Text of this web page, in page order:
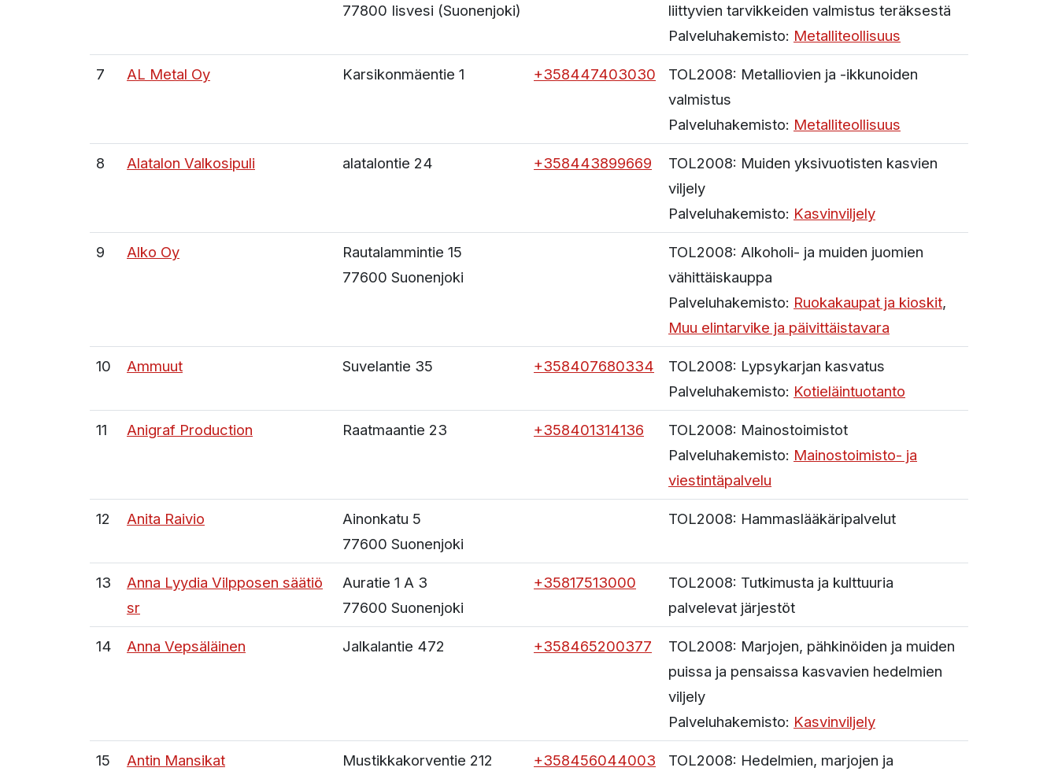
77800 Iisvesi (Suonenjoki)
liittyvien tarvikkeiden valmistus teräksestä
Palveluhakemisto: Metalliteollisuus
7 AL Metal Oy Karsikonmäentie 1 +358447403030 TOL2008: Metalliovien ja -ikkunoiden
valmistus
Palveluhakemisto: Metalliteollisuus
8 Alatalon Valkosipuli alatalontie 24 +358443899669 TOL2008: Muiden yksivuotisten kasvien
viljely
Palveluhakemisto: Kasvinviljely
9 Alko Oy
Rautalammintie 15
77600 Suonenjoki
TOL2008: Alkoholi- ja muiden juomien
vähittäiskauppa
Palveluhakemisto: Ruokakaupat ja kioskit,
Muu elintarvike ja päivittäistavara
10 Ammuut Suvelantie 35 +358407680334 TOL2008: Lypsykarjan kasvatus
Palveluhakemisto: Kotieläintuotanto
11 Anigraf Production Raatmaantie 23 +358401314136 TOL2008: Mainostoimistot
Palveluhakemisto: Mainostoimisto- ja
viestintäpalvelu
12 Anita Raivio
Ainonkatu 5
77600 Suonenjoki
TOL2008: Hammaslääkäripalvelut
13
Anna Lyydia Vilpposen säätiö
sr
Auratie 1 A 3
77600 Suonenjoki
+35817513000 TOL2008: Tutkimusta ja kulttuuria
palvelevat järjestöt
14 Anna Vepsäläinen Jalkalantie 472 +358465200377 TOL2008: Marjojen, pähkinöiden ja muiden
puissa ja pensaissa kasvavien hedelmien
viljely
Palveluhakemisto: Kasvinviljely
15 Antin Mansikat
Mustikkakorventie 212
+358456044003 TOL2008: Hedelmien, marjojen ja